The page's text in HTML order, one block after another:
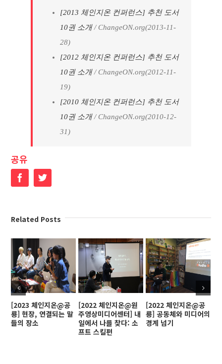
[2013 체인지온 컨퍼런스] 추천 도서
10권 소개/ ChangeON.org(2013-11-
28)
[2012 체인지온 컨퍼런스] 추천 도서
10권 소개/ ChangeON.org(2012-11-
19)
[2010 체인지온 컨퍼런스] 추천 도서
10권 소개/ ChangeON.org(2010-12-
31)
공유
FacebookTwitter
Related Posts
[2023 체인지온@공
룡] 현장, 연결되는 말
들의 장소
[2022 체인지온@원
주영상미디어센터] 내
일에서 나를 찾다: 소
프트 스킬편
[2022 체인지온@공
룡] 공동체와 미디어의
경계 넘기